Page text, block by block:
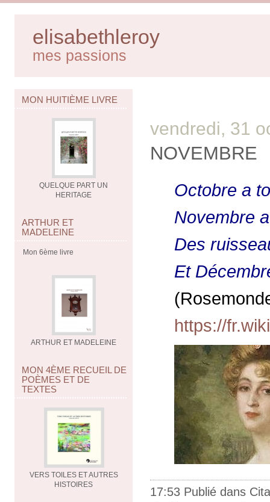
elisabethleroy
mes passions
MON HUITIÈME LIVRE
QUELQUE PART UN
HERITAGE
ARTHUR ET
MADELEINE
Mon 6ème livre
ARTHUR ET MADELEINE
MON 4ÈME RECUEIL DE
POÈMES ET DE
TEXTES
VERS TOILES ET AUTRES
HISTOIRES
vendredi, 31
NOVEMBRE
Octobre a
Novembre
Des
Et
https://
17:53 Publié dans